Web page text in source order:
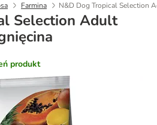
Farmina N&D Dog Tropical Selection
Selection Adult
produkt